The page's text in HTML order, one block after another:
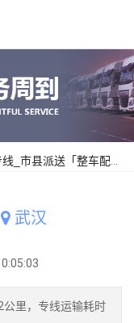
市县派送「整车配货」
武汉
里，专线运输耗时